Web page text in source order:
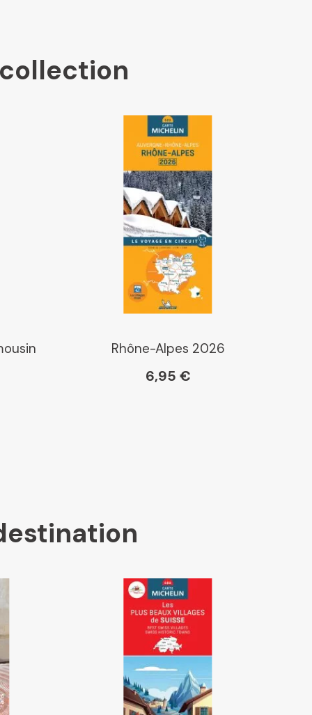
Rhône-Alpes 2026
6,95 €